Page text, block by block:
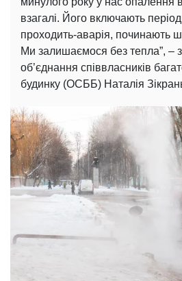
взагалі. Його включають
проходить-аварія, починають
Ми залишаємося без тепла”, –
об’єднання співвласників
будинку (ОСББ) Наталія